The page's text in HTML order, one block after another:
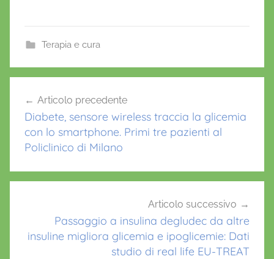
e
b
o
k
er l
A
p
st
Terapia e cura
articoli
Articolo precedente
Diabete, sensore wireless traccia la glicemia
con lo smartphone. Primi tre pazienti al
Policlinico di Milano
Articolo successivo
Passaggio a insulina degludec da altre
insuline migliora glicemia e ipoglicemie: Dati
studio di real life EU-TREAT